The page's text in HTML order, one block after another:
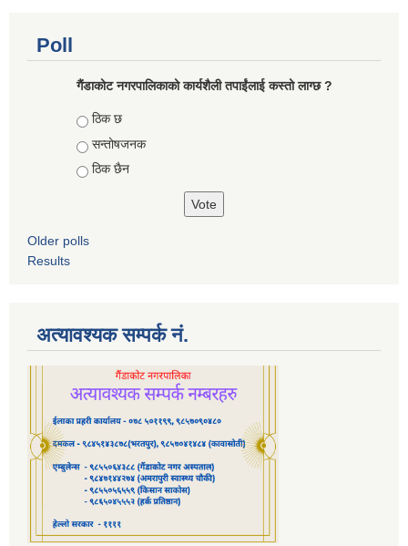
Poll
गैंडाकोट नगरपालिकाको कार्यशैली तपाईंलाई कस्तो लाग्छ ?
Choices
ठिक छ
सन्तोषजनक
ठिक छैन
Older polls
Results
अत्यावश्यक सम्पर्क नं.